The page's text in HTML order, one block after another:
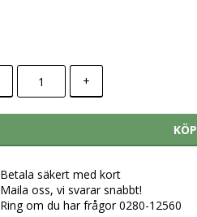
+
KÖP
Betala säkert med kort
Maila oss, vi svarar snabbt!
Ring om du har frågor 0280-12560